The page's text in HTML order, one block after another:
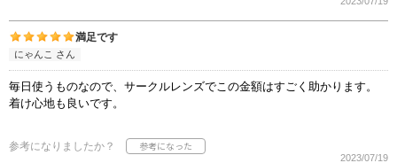
満足です
にゃんこ さん
毎日使うものなので、サークルレンズでこの金額はすごく助かります。
着け心地も良いです。
参考になりましたか？
2023/07/19